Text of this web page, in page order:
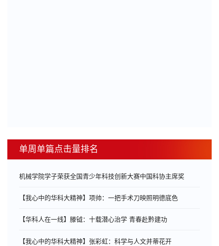
单周单篇点击量排名
机械学院学子荣获全国青少年科技创新大赛中国科协主席奖
【我心中的华科大精神】项帅：一把手术刀映照明德底色
【华科人在一线】滕钺：十载潜心治学 青春赴黔建功
【我心中的华科大精神】张彩虹：科学与人文并蒂花开